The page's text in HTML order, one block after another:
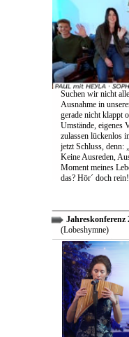
Suchen wir nicht
Ausnahme in
gerade nicht klappt
Umstände, eigenes
zulassen lückenlos
jetzt Schluss, denn:
Keine Ausreden,
Moment meines
das? Hör´ doch rein!
Jahreskonferenz
(Lobeshymne)